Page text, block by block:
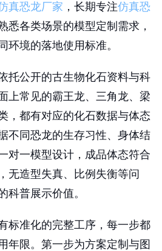
真恐龙厂家 ，长期专注仿真恐
悉各类场景的模型定制需求，
环境的落地使用标准。
托公开的古生物化石资料与科
上常见的霸王龙、三角龙、梁
，都有对应的化石数据与体态
不同恐龙的生存习性、身体结
对一模型设计，成品体态符合
无造型失真、比例失衡等问
科普展示价值。
标准化的完整工序，每一步都
年限。第一步为方案定制与图